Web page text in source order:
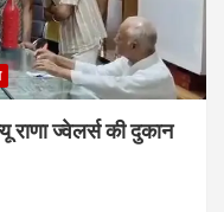
राणा ज्वेलर्स की दुकान